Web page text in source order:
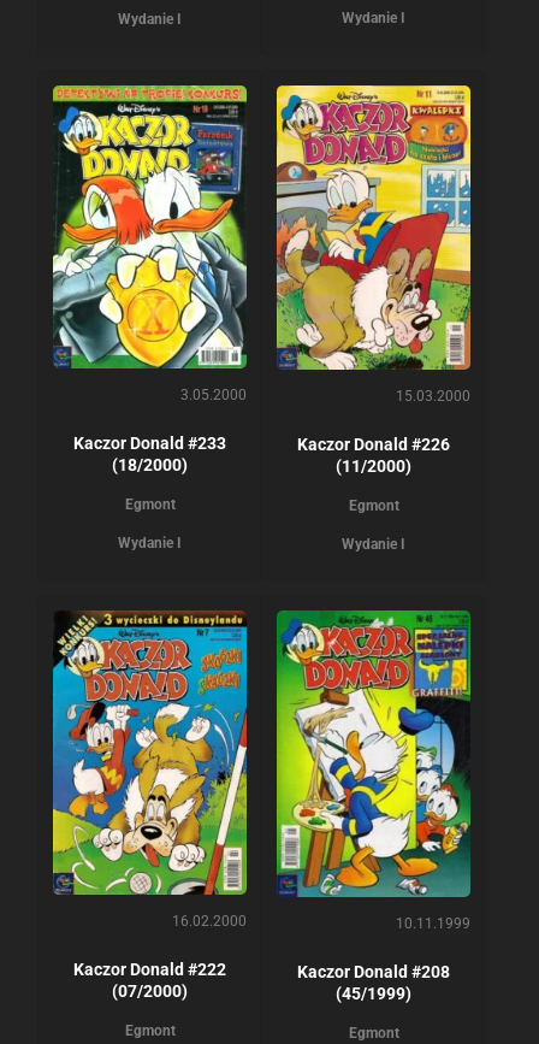
Wydanie I Wydanie I
3.05.2000
Kaczor Donald #233
(18/2000)
Egmont
Wydanie I
15.03.2000
Kaczor Donald #226
(11/2000)
Egmont
Wydanie I
16.02.2000
Kaczor Donald #222
(07/2000)
Egmont
10.11.1999
Kaczor Donald #208
(45/1999)
Egmont